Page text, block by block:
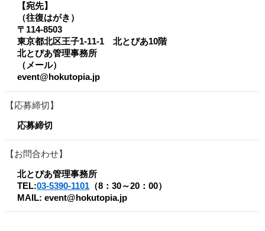
【宛先】
（往復はがき）
〒114-8503
東京都北区王子1-11-1 北とぴあ10階
北とぴあ管理事務所
（メール）
event@hokutopia.jp
応募締切
応募締切
お問合わせ
北とぴあ管理事務所
TEL:03-5390-1101（8：30～20：00）
MAIL: event@hokutopia.jp